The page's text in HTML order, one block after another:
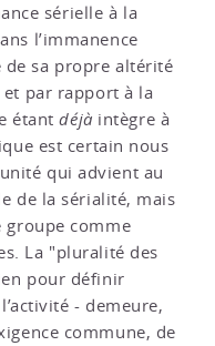
sérielle à la
l’immanence
de sa propre altérité
et par rapport à la
étantdéjà intègre à
est certain nous
qui advient au
de la sérialité, mais
groupe comme
La "pluralité des
pour définir
- demeure,
commune, de